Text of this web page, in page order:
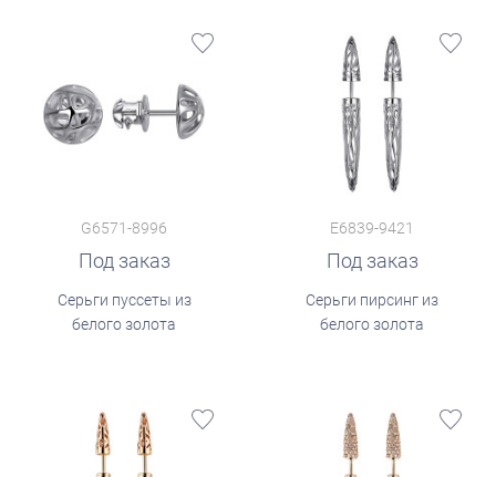
G6571-8996
Под заказ
Серьги пуссеты из
белого золота
E6839-9421
Под заказ
Серьги пирсинг из
белого золота